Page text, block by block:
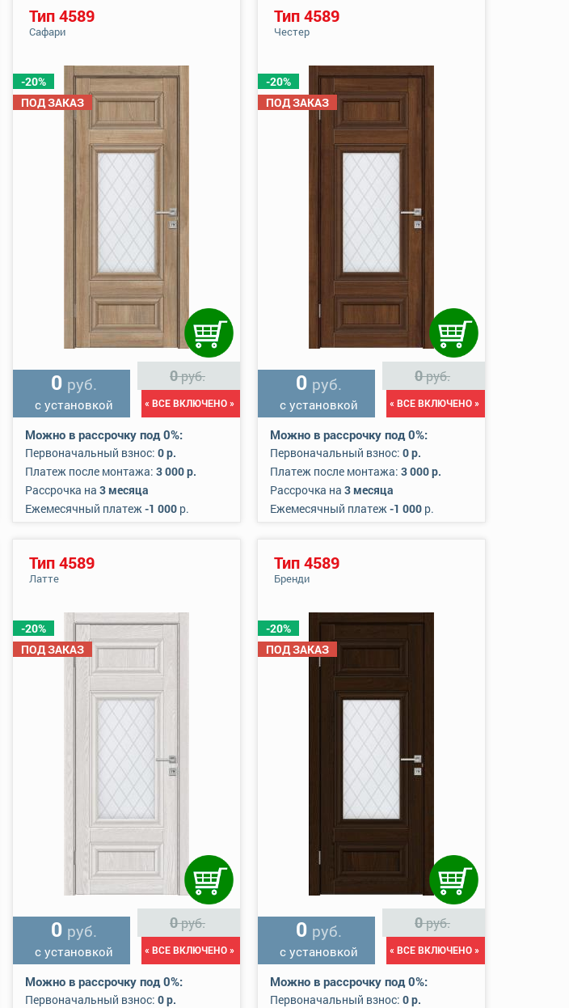
-20%
ПОД ЗАКАЗ
Тип 4589
Сафари
0 руб.
с установкой
0руб.
« ВСЕ ВКЛЮЧЕНО »
Можно в рассрочку под 0%:
Первоначальный взнос: 0 р.
Платеж после монтажа: 3 000 р.
Рассрочка на 3 месяца
Ежемесячный платеж-1 000 р.
-20%
ПОД ЗАКАЗ
Тип 4589
Честер
0 руб.
с установкой
0руб.
« ВСЕ ВКЛЮЧЕНО »
Можно в рассрочку под 0%:
Первоначальный взнос: 0 р.
Платеж после монтажа: 3 000 р.
Рассрочка на 3 месяца
Ежемесячный платеж-1 000 р.
-20%
ПОД ЗАКАЗ
Тип 4589
Латте
0 руб.
с установкой
0руб.
« ВСЕ ВКЛЮЧЕНО »
Можно в рассрочку под 0%:
Первоначальный взнос: 0 р.
-20%
ПОД ЗАКАЗ
Тип 4589
Бренди
0 руб.
с установкой
0руб.
« ВСЕ ВКЛЮЧЕНО »
Можно в рассрочку под 0%:
Первоначальный взнос: 0 р.